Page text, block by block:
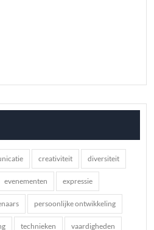
creativiteit diversiteit
evenementen expressie
persoonlijke ontwikkeling
technieken vaardigheden